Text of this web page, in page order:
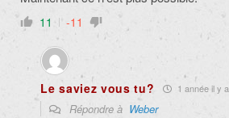
11 -11
Le saviez vous tu? 1 année il y a
Répondre à Weber